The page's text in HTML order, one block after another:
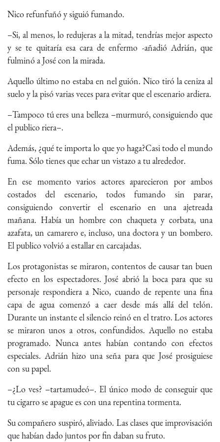
Nico refunfuñó y siguió fumando.
–Si, al menos, lo redujeras a la mitad, tendrías mejor aspecto
y se te quitaría esa cara de enfermo -añadió Adrián, que
fulminó a José con la mirada.
Aquello último no estaba en nel guión. Nico tiró la ceniza al
suelo y la pisó varias veces para evitar que el escenario ardiera.
–Tampoco tú eres una belleza –murmuró, consiguiendo que
el publico riera–.
Además, ¿qué te importa lo que yo haga?Casi todo el mundo
fuma. Sólo tienes que echar un vistazo a tu alrededor.
En ese momento varios actores aparecieron por ambos
costados del escenario, todos fumando sin parar,
consiguiendo convertir el escenario en una ajetreada
mañana. Había un hombre con chaqueta y corbata, una
azafata, un camarero e, incluso, una doctora y un bombero.
El publico volvió a estallar en carcajadas.
Los protagonistas se miraron, contentos de causar tan buen
efecto en los espectadores. José abrió la boca para que su
personaje respondiera a Nico, cuando de repente una fina
capa de agua comenzó a caer desde más allá del telón.
Durante un instante el silencio reinó en el tratro. Los actores
se miraron unos a otros, confundidos. Aquello no estaba
programado. Nunca antes habían contando con efectos
especiales. Adrián hizo una seña para que José prosiguiese
con su papel.
–¿Lo ves? –tartamudeó–. El único modo de conseguir que
tu cigarro se apague es con una repentina tormenta.
Su compañero suspiró, aliviado. Las clases que improvisación
que habían dado juntos por fin daban su fruto.